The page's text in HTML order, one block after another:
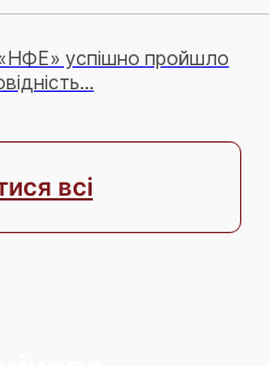
всі
успішно пройшло